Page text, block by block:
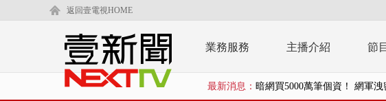
返回壹電視HOME
業務服務 主播介紹 節
最新消息： 暗網買5000萬筆個資！ 網軍